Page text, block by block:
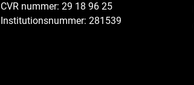
CVR nummer: 29 18 96 25
Institutionsnummer: 281539